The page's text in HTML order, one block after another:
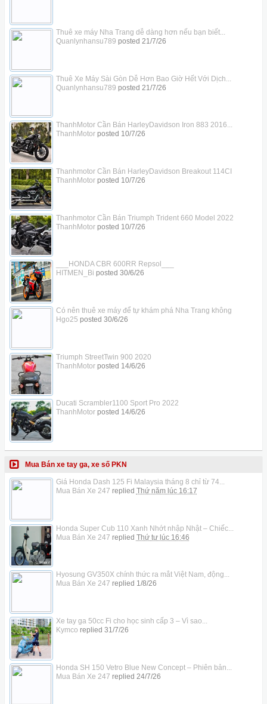
Thuê xe máy Nha Trang dễ dàng hơn nếu bạn biết...
Quanlynhansu789 posted 21/7/26
Thuê Xe Máy Sài Gòn Dễ Hơn Bao Giờ Hết Với Dịch...
Quanlynhansu789 posted 21/7/26
ThanhMotor Cần Bán HarleyDavidson Iron 883 2016...
ThanhMotorposted 10/7/26
Thanhmotor Cần Bán HarleyDavidson Breakout 114CI
ThanhMotorposted 10/7/26
Thanhmotor Cần Bán Triumph Trident 660 Model 2022
ThanhMotorposted 10/7/26
___HONDA CBR 600RR Repsol___
HITMEN_Bi posted 30/6/26
Có nên thuê xe máy để tự khám phá Nha Trang không
Hgo25 posted 30/6/26
Triumph StreetTwin 900 2020
ThanhMotorposted 14/6/26
Ducati Scrambler1100 Sport Pro 2022
ThanhMotorposted 14/6/26
Mua Bán xe tay ga, xe số PKN
Giá Honda Dash 125 Fi Malaysia tháng 8 chỉ từ 74...
Mua Bán Xe 247 replied Thứ năm lúc 16:17
Honda Super Cub 110 Xanh Nhớt nhập Nhật – Chiếc...
Mua Bán Xe 247 replied Thứ tư lúc 16:46
Hyosung GV350X chính thức ra mắt Việt Nam, động...
Mua Bán Xe 247 replied 1/8/26
Xe tay ga 50cc Fi cho học sinh cấp 3 – Vì sao...
Kymco replied 31/7/26
Honda SH 150 Vetro Blue New Concept – Phiên bản...
Mua Bán Xe 247 replied 24/7/26